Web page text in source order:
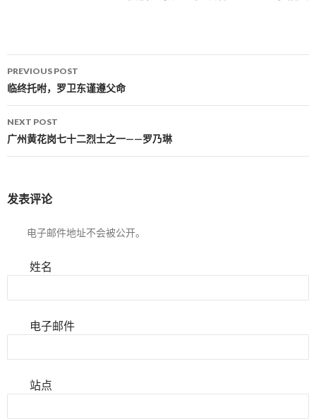
Post navigation
PREVIOUS POST
临终托咐，罗卫东谨遵父命
NEXT POST
广州黄花岗七十二烈士之一——罗乃琳
发表评论
电子邮件地址不会被公开。
姓名
电子邮件
站点